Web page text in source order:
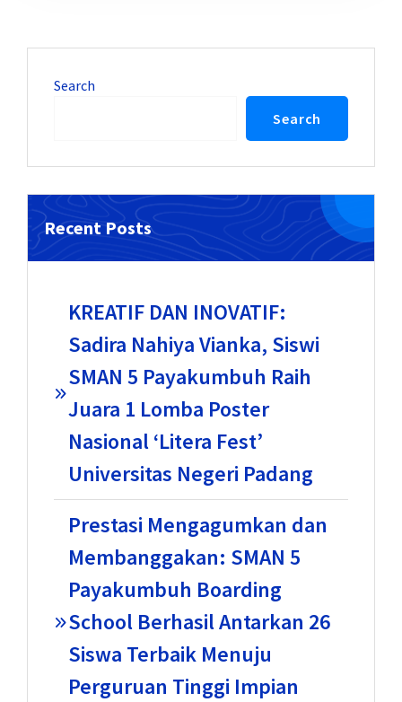
Search
Search
Recent Posts
KREATIF DAN INOVATIF:
Sadira Nahiya Vianka, Siswi
SMAN 5 Payakumbuh Raih
Juara 1 Lomba Poster
Nasional ‘Litera Fest’
Universitas Negeri Padang
Prestasi Mengagumkan dan
Membanggakan: SMAN 5
Payakumbuh Boarding
School Berhasil Antarkan 26
Siswa Terbaik Menuju
Perguruan Tinggi Impian